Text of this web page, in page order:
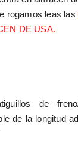
rogamos leas las
DE USA.
de
de la longitud